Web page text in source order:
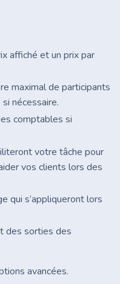
affiché et un prix par
maximal de participants
nécessaire.
comptables si
votre tâche pour
vos clients lors des
qui s’appliqueront lors
des sorties des
avancées.